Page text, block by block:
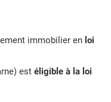
immobilier en loi
est éligible à la loi